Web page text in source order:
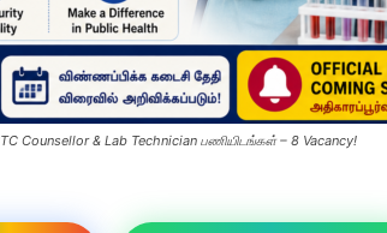
Counsellor & Lab Technician பணியிடங்கள் – 8 Vacancy!